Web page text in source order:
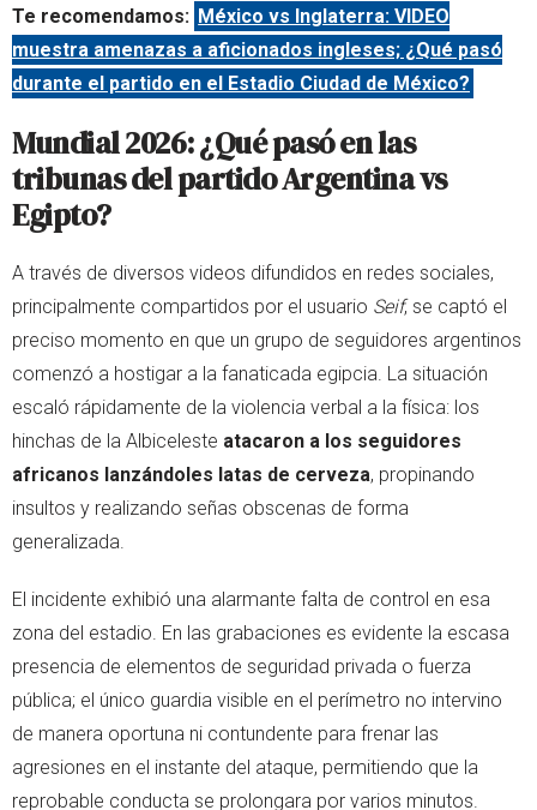
Te recomendamos: México vs Inglaterra: VIDEO
muestra amenazas a aficionados ingleses; ¿Qué pasó
durante el partido en el Estadio Ciudad de México?
Mundial 2026: ¿Qué pasó en las
tribunas del partido Argentina vs
Egipto?
A través de diversos videos difundidos en redes sociales,
principalmente compartidos por el usuario Seif, se captó el
preciso momento en que un grupo de seguidores argentinos
comenzó a hostigar a la fanaticada egipcia. La situación
escaló rápidamente de la violencia verbal a la física: los
hinchas de la Albiceleste atacaron a los seguidores
africanos lanzándoles latas de cerveza, propinando
insultos y realizando señas obscenas de forma
generalizada.
El incidente exhibió una alarmante falta de control en esa
zona del estadio. En las grabaciones es evidente la escasa
presencia de elementos de seguridad privada o fuerza
pública; el único guardia visible en el perímetro no intervino
de manera oportuna ni contundente para frenar las
agresiones en el instante del ataque, permitiendo que la
reprobable conducta se prolongara por varios minutos.